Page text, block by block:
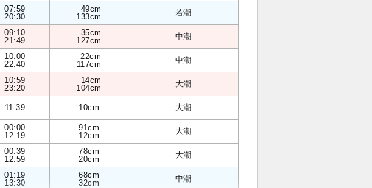
07:59
20:30
49cm
133cm
若潮
09:10
21:49
35cm
127cm
中潮
10:00
22:40
22cm
117cm
中潮
10:59
23:20
14cm
104cm
大潮
11:39 10cm 大潮
00:00
12:19
91cm
12cm
大潮
00:39
12:59
78cm
20cm
大潮
01:19
13:30
68cm
32cm
中潮